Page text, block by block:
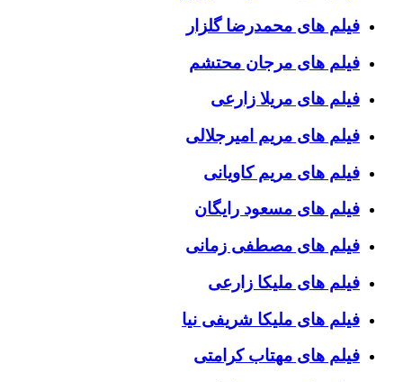
فیلم های محمدرضا گلزار
فیلم های مرجان محتشم
فیلم های مریلا زارعی
فیلم های مریم امیرجلالی
فیلم های مریم کاویانی
فیلم های مسعود رایگان
فیلم های مصطفی زمانی
فیلم های ملیکا زارعی
فیلم های ملیکا شریفی نیا
فیلم های مهتاب کرامتی